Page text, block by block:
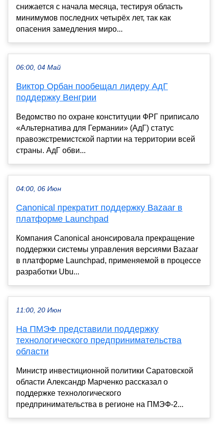
снижается с начала месяца, тестируя область
минимумов последних четырёх лет, так как
опасения замедления миро...
06:00, 04 Май
Виктор Орбан пообещал лидеру АдГ
поддержку Венгрии
Ведомство по охране конституции ФРГ приписало
«Альтернатива для Германии» (АдГ) статус
правоэкстремистской партии на территории всей
страны. АдГ обви...
04:00, 06 Июн
Canonical прекратит поддержку Bazaar в
платформе Launchpad
Компания Canonical анонсировала прекращение
поддержки системы управления версиями Bazaar
в платформе Launchpad, применяемой в процессе
разработки Ubu...
11:00, 20 Июн
На ПМЭФ представили поддержку
технологического предпринимательства
области
Министр инвестиционной политики Саратовской
области Александр Марченко рассказал о
поддержке технологического
предпринимательства в регионе на ПМЭФ-2...